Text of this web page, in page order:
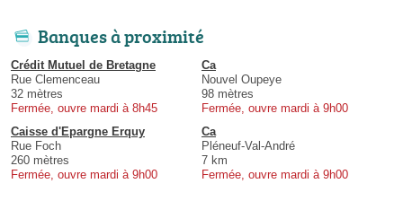
Banques à proximité
Crédit Mutuel de Bretagne
Rue Clemenceau
32 mètres
Fermée, ouvre mardi à 8h45
Ca
Nouvel Oupeye
98 mètres
Fermée, ouvre mardi à 9h00
Caisse d'Epargne Erquy
Rue Foch
260 mètres
Fermée, ouvre mardi à 9h00
Ca
Pléneuf-Val-André
7 km
Fermée, ouvre mardi à 9h00